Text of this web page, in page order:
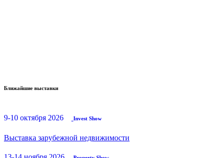
Ближайшие выставки
9-10 октября 2026 Invest Show
Выставка зарубежной недвижимости